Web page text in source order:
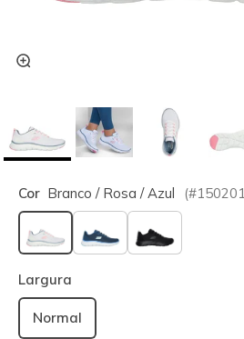
Cor Branco / Rosa / Azul (#150201
selecionado
Largura
Normal